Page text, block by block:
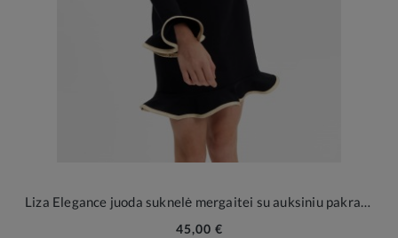
Liza Elegance juoda suknelė mergaitei su auksiniu pakraštėliu
45,00 €